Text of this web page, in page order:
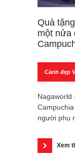
Quà
một nửa
Cảnh đẹp
Nagaworld
người phụ
Xem